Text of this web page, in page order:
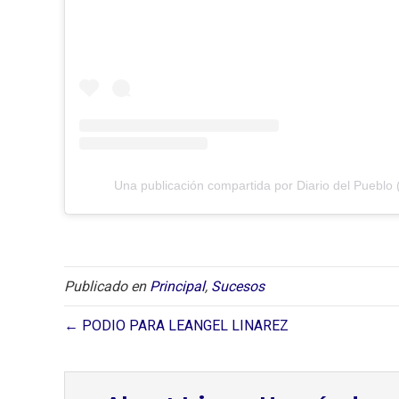
Una publicación compartida por Diario del Pueblo
Publicado en Principal, Sucesos
← PODIO PARA LEANGEL LINAREZ